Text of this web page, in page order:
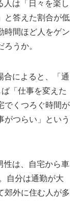
は「日々を楽し
と答えた割合が低
時間ほど人をゲン
うか。
によると、「通
「仕事を変えた
でくつろぐ時間が
がつらい」という
性は、自宅から車
自分は通勤が大
郊外に住む人が多